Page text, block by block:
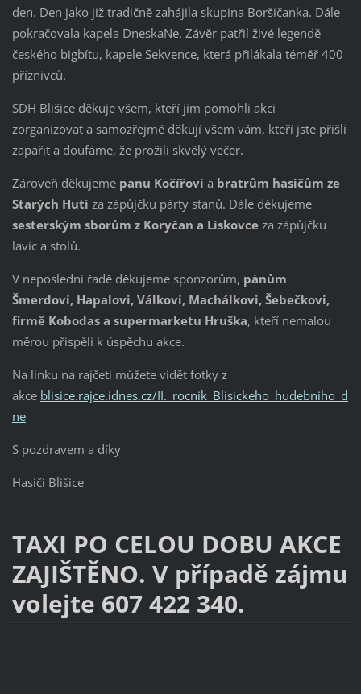
den. Den jako již tradičně zahájila skupina Boršičanka. Dále
pokračovala kapela DneskaNe. Závěr patřil živé legendě
českého bigbítu, kapele Sekvence, která přilákala téměř 400
příznivců.
SDH Blišice děkuje všem, kteří jim pomohli akci
zorganizovat a samozřejmě děkují všem vám, kteří jste přišli
zapařit a doufáme, že prožili skvělý večer.
Zároveň děkujeme panu Kočířovi a bratrům hasičům ze
Starých Hutíza zápůjčku párty stanů. Dále děkujeme
sesterským sborům z Koryčan a Lískovceza zápůjčku
lavic a stolů.
V neposlední řadě děkujeme sponzorům, pánům
Šmerdovi, Hapalovi, Válkovi, Machálkovi, Šebečkovi,
firmě Kobodas a supermarketu Hruška, kteří nemalou
měrou přispěli k úspěchu akce.
Na linku na rajčeti můžete vidět fotky z
akce blisice.rajce.idnes.cz/II._rocnik_Blisickeho_hudebniho_d
ne
S pozdravem a díky
Hasiči Blišice
TAXI PO CELOU DOBU AKCE
ZAJIŠTĚNO. V případě zájmu
volejte 607 422 340.